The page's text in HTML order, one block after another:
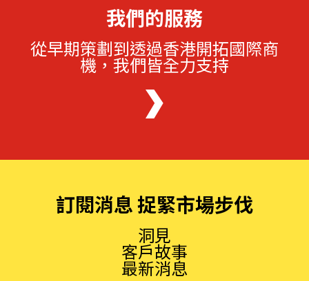
我們的服務
從早期策劃到透過香港開拓國際商
機，我們皆全力支持
訂閱消息 捉緊市場步伐
洞見
客戶故事
最新消息